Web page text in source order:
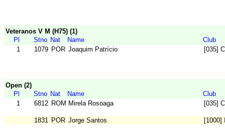
Veteranos V M (H75) (1)
Pl
Stno Nat Name
Club
1
1079 POR Joaquim Patrício [035]
Open (2)
Pl
Stno Nat Name
Club
1
6812 ROM Mirela Rosoaga [035]
1831 POR Jorge Santos [1000]